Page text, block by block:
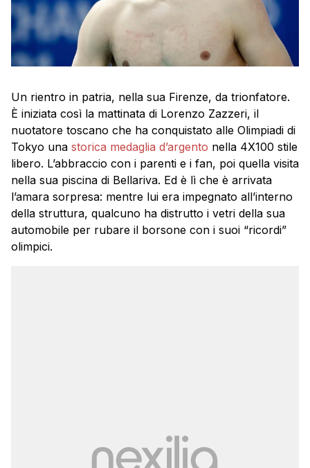
Un rientro in patria, nella sua Firenze, da trionfatore.
È iniziata così la mattinata di Lorenzo Zazzeri, il
nuotatore toscano che ha conquistato alle Olimpiadi di
Tokyo una storica medaglia d’argento nella 4X100 stile
libero. L’abbraccio con i parenti e i fan, poi quella visita
nella sua piscina di Bellariva. Ed è lì che è arrivata
l’amara sorpresa: mentre lui era impegnato all’interno
della struttura, qualcuno ha distrutto i vetri della sua
automobile per rubare il borsone con i suoi “ricordi”
olimpici.